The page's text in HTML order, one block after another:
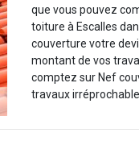
que vous pouvez
toiture à Escalles
couverture votre
montant de vos
comptez sur Nef
travaux